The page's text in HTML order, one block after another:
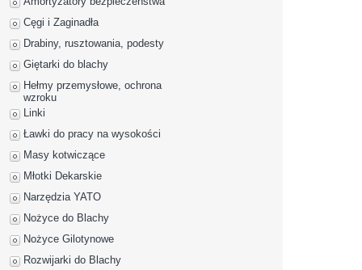
Cęgi i Zaginadła
Drabiny, rusztowania, podesty
Giętarki do blachy
Hełmy przemysłowe, ochrona
wzroku
Linki
Ławki do pracy na wysokości
Masy kotwiczące
Młotki Dekarskie
Narzędzia YATO
Nożyce do Blachy
Nożyce Gilotynowe
Rozwijarki do Blachy